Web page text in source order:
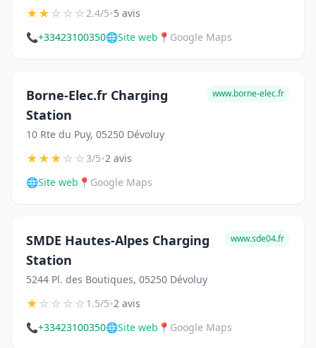
★★☆☆☆2.4/5•5 avis
📞+33423100350🌐Site web 📍 Google Maps
Borne-Elec.fr Charging
Station
10 Rte du Puy, 05250 Dévoluy
www.borne-elec.fr
★★★☆☆3/5•2 avis
🌐Site web 📍 Google Maps
SMDE Hautes-Alpes Charging
Station
5244 Pl. des Boutiques, 05250 Dévoluy
www.sde04.fr
★☆☆☆☆1.5/5•2 avis
📞+33423100350🌐Site web 📍 Google Maps